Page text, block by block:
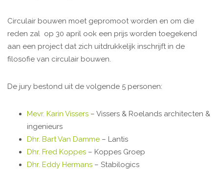
Circulair bouwen moet gepromoot worden en om die
reden zal op 30 april ook een prijs worden toegekend
aan een project dat zich uitdrukkelijk inschrijft in de
filosofie van circulair bouwen.
De jury bestond uit de volgende 5 personen:
Mevr. Karin Vissers – Vissers & Roelands architecten &
ingenieurs
Dhr. Bart Van Damme – Lantis
Dhr. Fred Koppes – Koppes Groep
Dhr. Eddy Hermans – Stabilogics